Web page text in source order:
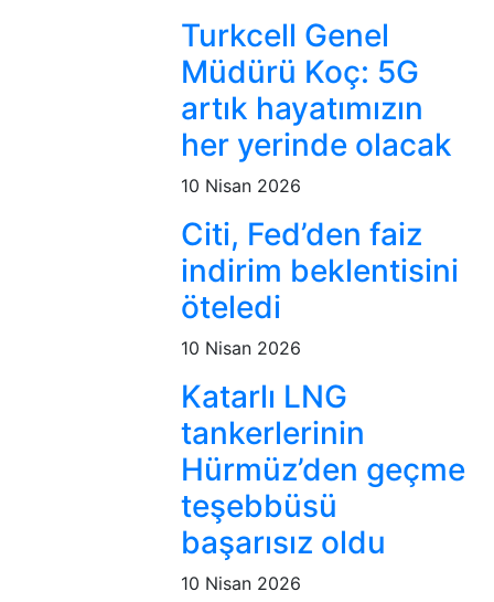
Turkcell Genel
Müdürü Koç: 5G
artık hayatımızın
her yerinde olacak
10 Nisan 2026
Citi, Fed’den faiz
indirim beklentisini
öteledi
10 Nisan 2026
Katarlı LNG
tankerlerinin
Hürmüz’den geçme
teşebbüsü
başarısız oldu
10 Nisan 2026